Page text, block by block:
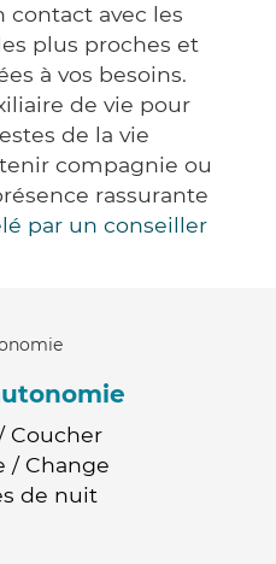
avec les
plus proches et
à vos besoins.
de vie pour
de la vie
compagnie ou
rassurante
par un conseiller
Coucher
/ Change
de nuit